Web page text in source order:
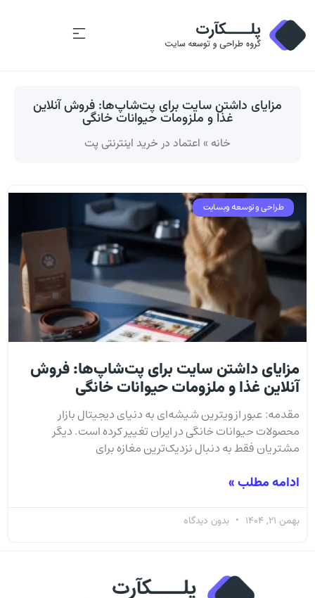
مزایای داشتن سایت برای پت‌شاپ‌ها: فروش آنلاین
غذا و ملزومات حیوانات خانگی
خانه » اعتماد در خرید اینترنتی پت
طراحی و توسعه وبسایت
مزایای داشتن سایت برای پت‌شاپ‌ها: فروش
آنلاین غذا و ملزومات حیوانات خانگی
مقدمه: عبور از ویترین شیشه‌ای به دنیای دیجیتال بازار
محصولات حیوانات خانگی در ایران تغییر کرده است. دیگر
مشتریان فقط به دنبال نزدیک‌ترین مغازه برای
ادامه مطلب »
بهمن 21, 1404 بدون دیدگاه